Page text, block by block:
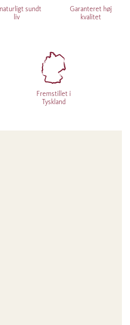
sundt
liv
Garanteret høj
kvalitet
Fremstillet i
Tyskland